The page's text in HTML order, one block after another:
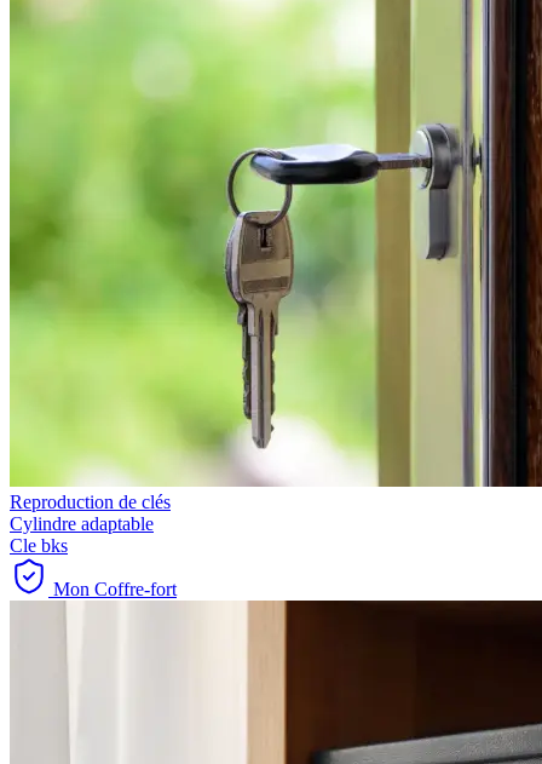
Reproduction de clés
Cylindre adaptable
Cle bks
Mon Coffre-fort